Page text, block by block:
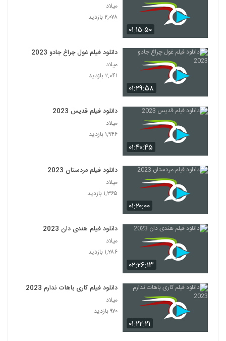
۰۱:۱۵:۵۰
میلاد
۲,۰۷۸ بازدید
۰۱:۲۹:۵۸
دانلود فیلم غول چراغ جادو 2023
میلاد
۲,۰۴۱ بازدید
۰۱:۴۰:۴۵
دانلود فیلم قدیس 2023
میلاد
۱,۹۴۶ بازدید
۰۱:۲۰:۰۰
دانلود فیلم مردستان 2023
میلاد
۱,۳۶۵ بازدید
۰۲:۲۶:۱۳
دانلود فیلم هندی دان 2023
میلاد
۱,۲۸۶ بازدید
۰۱:۲۲:۲۱
دانلود فیلم کاری باهات ندارم 2023
میلاد
۹۷۰ بازدید